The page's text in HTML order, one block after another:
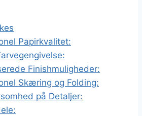
Papirkvalitet:
Finishmuligheder:
Skæring og Folding:
på Detaljer: